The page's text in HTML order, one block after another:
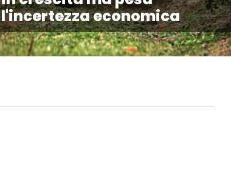
l'incertezza economica